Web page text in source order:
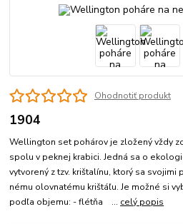
Ohodnotiť produkt
1904
Wellington set pohárov je zložený vždy
spolu v peknej krabici. Jedná sa o
vytvorený z tzv. krištalínu, ktorý sa svojimi
nému olovnatému krištáľu. Je možné si
podľa objemu: - flétňa ... celý popis